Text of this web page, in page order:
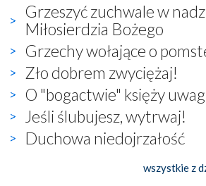
Grzeszyć zuchwale w
Miłosierdzia Bożego
Grzechy wołające o
Zło dobrem zwyciężaj!
O "bogactwie" księży
Jeśli ślubujesz, wytrwaj!
Duchowa niedojrzałość
wszystkie z